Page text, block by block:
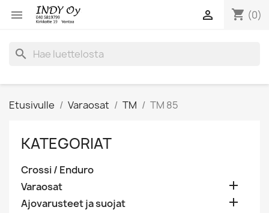
 shopping_cart (0)

search
Etusivulle Varaosat TM TM 85
KATEGORIAT
Crossi / Enduro
Varaosat

Ajovarusteet ja suojat 